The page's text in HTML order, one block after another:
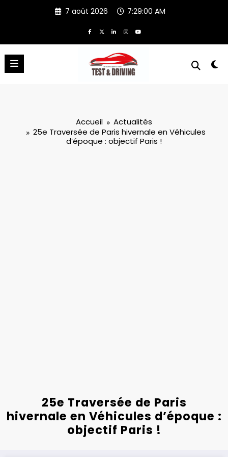
7 août 2026 7:29:01 AM
Accueil
Actualités
25e Traversée de Paris hivernale en Véhicules
d’époque : objectif Paris !
25e Traversée de Paris
hivernale en Véhicules d’époque :
objectif Paris !